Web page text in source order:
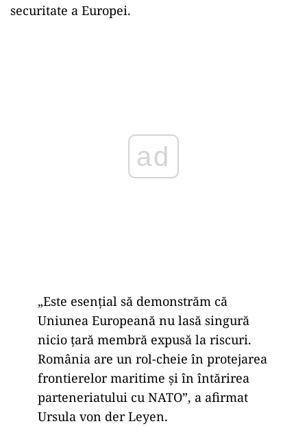
securitate a Europei.
ad
„Este esențial să demonstrăm că
Uniunea Europeană nu lasă singură
nicio țară membră expusă la riscuri.
România are un rol-cheie în protejarea
frontierelor maritime și în întărirea
parteneriatului cu NATO”, a afirmat
Ursula von der Leyen.